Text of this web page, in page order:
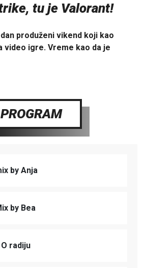
tu je Valorant!
produženi vikend koji kao
video igre. Vreme kao da je
PROGRAM
by Anja
by Bea
radiju